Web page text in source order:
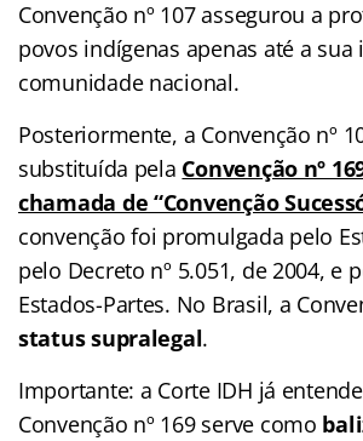
Convenção nº 107 assegurou a
povos indígenas apenas até a sua
comunidade nacional.
Posteriormente, a Convenção nº
substituída pela Convenção nº
chamada de “Convenção
convenção foi promulgada pelo
pelo Decreto nº 5.051, de 2004, e
Estados-Partes. No Brasil, a
status supralegal.
Importante: a Corte IDH já
Convenção nº 169 serve como